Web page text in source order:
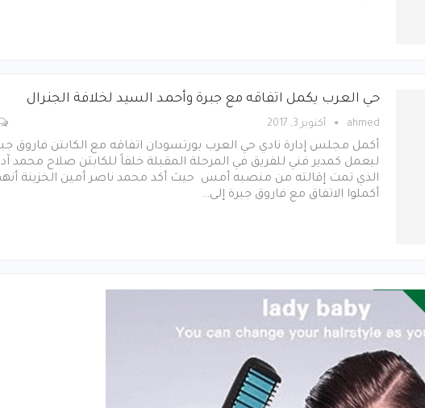
حي العرب يكمل اتفاقه مع جبرة وأحمد السيد لخلافة الجنرال
ahmed أكتوبر 3, 2017
أكمل مجلس إدارة نادي حي العرب بورتسودان اتفاقه مع الكابتن فاروق
ليعمل كمدير فني للفريق في المرحلة المقبلة خلفاً للكابتن صلاح محمد
الذي تمت إقالته من منصبه أمس حيث أكد محمد ناصر أمين الخزينة
أكملوا الاتفاق مع فاروق جبرة إلى…